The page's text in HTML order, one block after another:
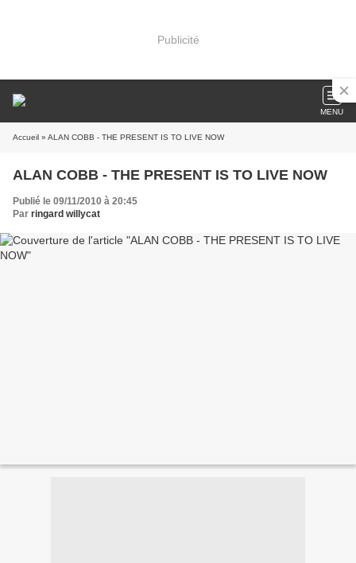
Publicité
MENU
Accueil » ALAN COBB - THE PRESENT IS TO LIVE NOW
ALAN COBB - THE PRESENT IS TO LIVE NOW
Publié le 09/11/2010 à 20:45
Par ringard willycat